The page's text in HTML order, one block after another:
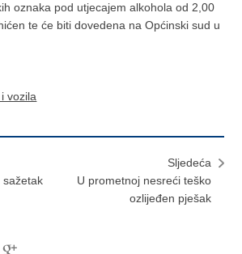
oznaka pod utjecajem alkohola od 2,00
te će biti dovedena na Općinski sud u
vozila
sažetak
Sljedeća
U prometnoj nesreći teško
ozlijeđen pješak